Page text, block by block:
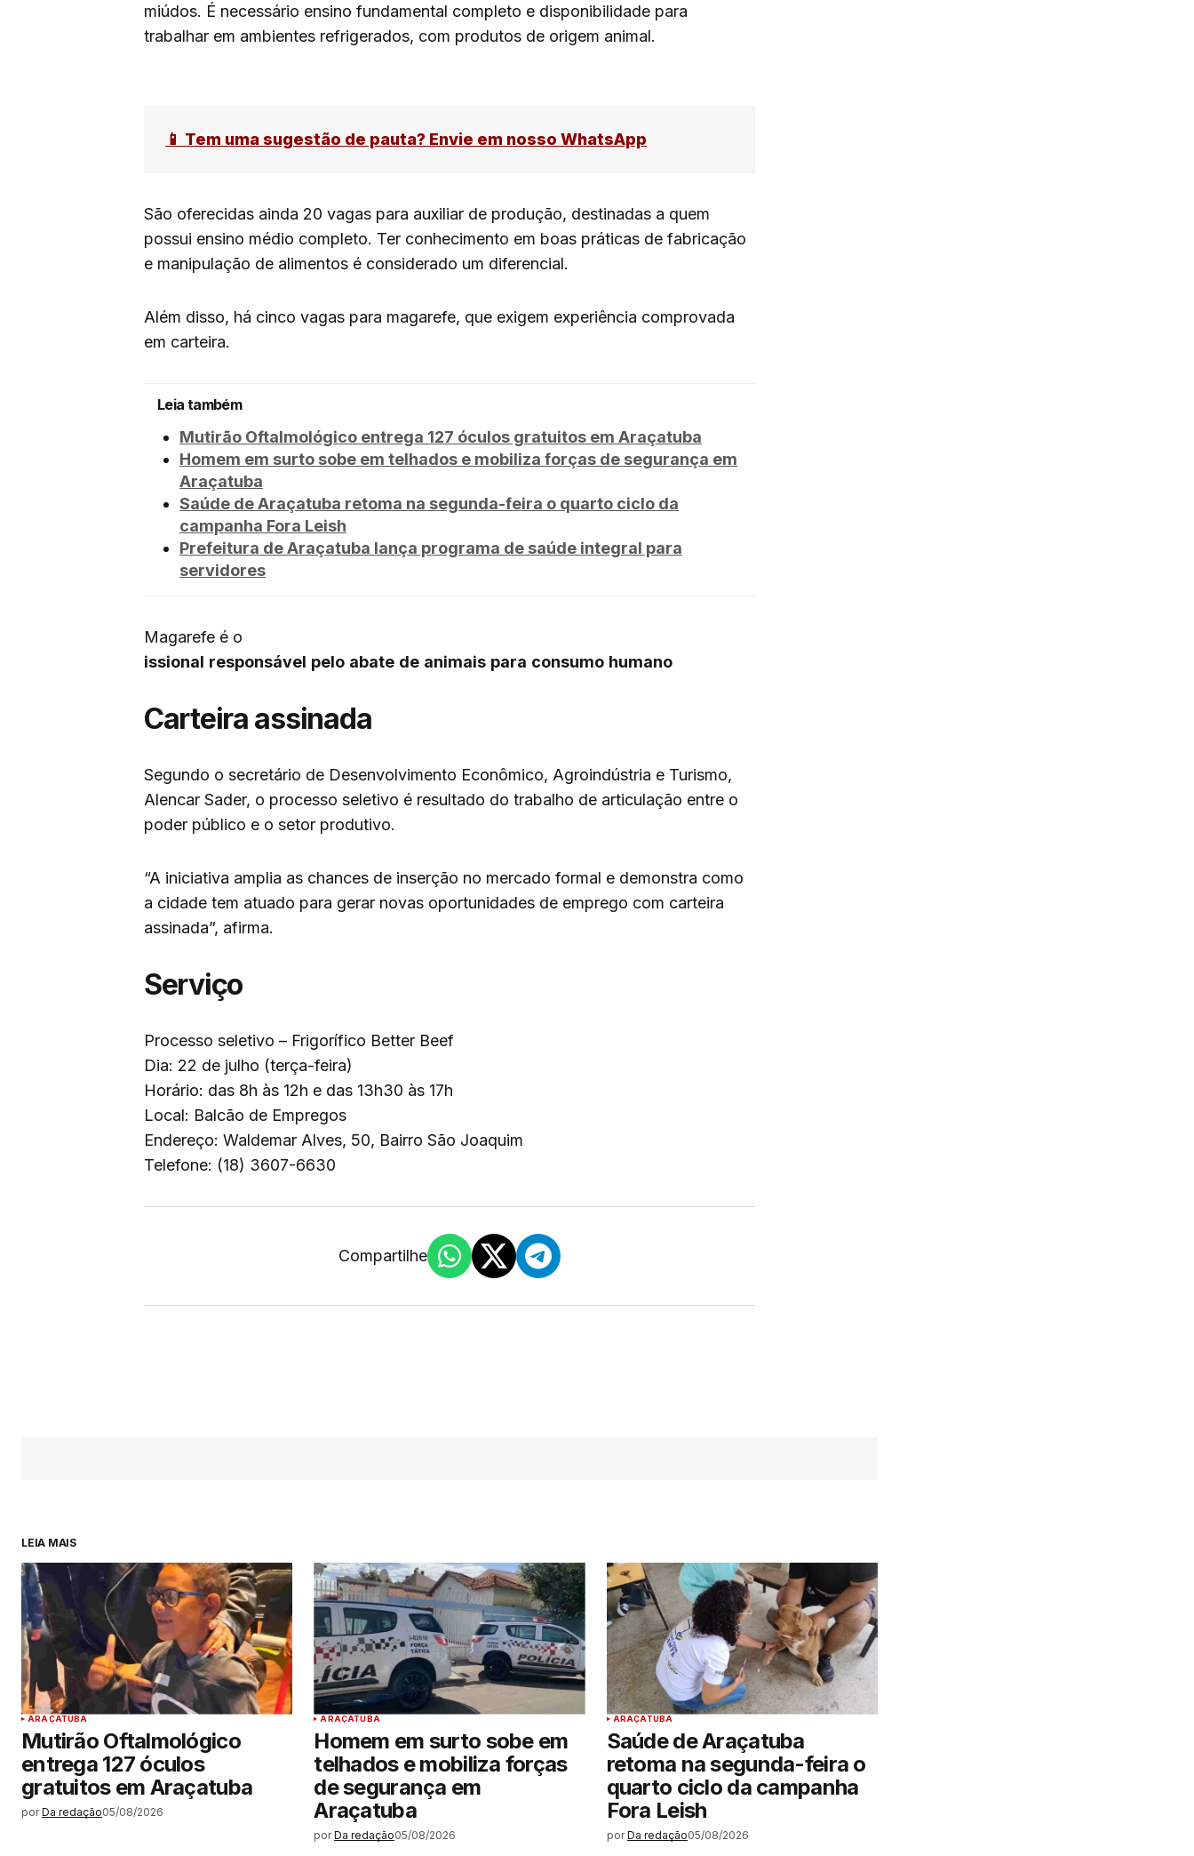
miúdos. É necessário ensino fundamental completo e disponibilidade para
trabalhar em ambientes refrigerados, com produtos de origem animal.
📱 Tem uma sugestão de pauta? Envie em nosso WhatsApp
São oferecidas ainda 20 vagas para auxiliar de produção, destinadas a quem
possui ensino médio completo. Ter conhecimento em boas práticas de fabricação
e manipulação de alimentos é considerado um diferencial.
Além disso, há cinco vagas para magarefe, que exigem experiência comprovada
em carteira.
Leia também
Mutirão Oftalmológico entrega 127 óculos gratuitos em Araçatuba
Homem em surto sobe em telhados e mobiliza forças de segurança em
Araçatuba
Saúde de Araçatuba retoma na segunda-feira o quarto ciclo da
campanha Fora Leish
Prefeitura de Araçatuba lança programa de saúde integral para
servidores
Magarefe é o
issional responsável pelo abate de animais para consumo humano
Carteira assinada
Segundo o secretário de Desenvolvimento Econômico, Agroindústria e Turismo,
Alencar Sader, o processo seletivo é resultado do trabalho de articulação entre o
poder público e o setor produtivo.
“A iniciativa amplia as chances de inserção no mercado formal e demonstra como
a cidade tem atuado para gerar novas oportunidades de emprego com carteira
assinada”, afirma.
Serviço
Processo seletivo – Frigorífico Better Beef
Dia: 22 de julho (terça-feira)
Horário: das 8h às 12h e das 13h30 às 17h
Local: Balcão de Empregos
Endereço: Waldemar Alves, 50, Bairro São Joaquim
Telefone: (18) 3607-6630
Compartilhe
LEIA MAIS
ARAÇATUBA
Mutirão Oftalmológico
entrega 127 óculos
gratuitos em Araçatuba
por Da redação05/08/2026
ARAÇATUBA
Homem em surto sobe em
telhados e mobiliza forças
de segurança em
Araçatuba
por Da redação05/08/2026
ARAÇATUBA
Saúde de Araçatuba
retoma na segunda-feira o
quarto ciclo da campanha
Fora Leish
por Da redação05/08/2026